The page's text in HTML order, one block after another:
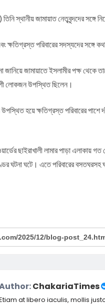
স্থানীয় জামায়াত নেতৃবৃন্দদের সঙ্গে
ক্ষতিগ্রস্ত পরিবারের সদস্যদের সঙ্গে
জানিয়ে জামায়াতে ইসলামীর পক্ষ থেকে
লোকজন উপস্থিত ছিলেন।
হয়ে ক্ষতিগ্রস্ত পরিবারের পাশে
ছাইরাখালী লামার পাড়া
ঘটনা ঘটে। এতে পরিবারের
ChakariaTimes
at libero iaculis, mollis